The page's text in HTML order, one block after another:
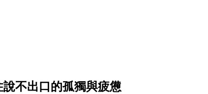
不出口的孤獨與疲憊